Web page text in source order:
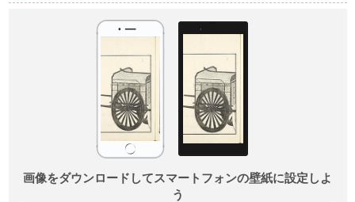
画像をダウンロードしてスマートフォンの壁紙に設定しよ
う